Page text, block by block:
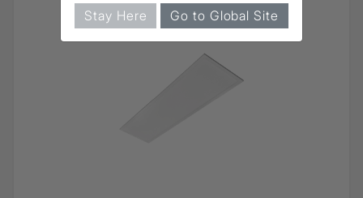
Stay Here Go to Global Site